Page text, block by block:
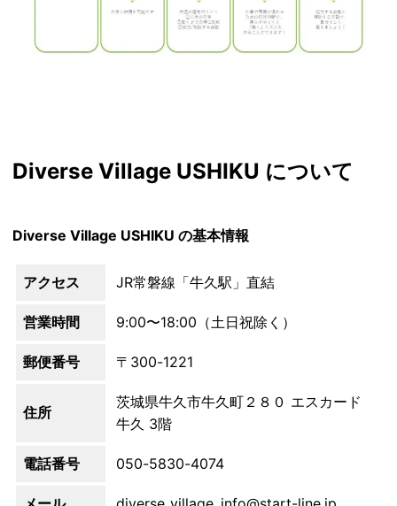
Diverse Village USHIKU について
Diverse Village USHIKU の基本情報
アクセス JR常磐線「牛久駅」直結
営業時間 9:00〜18:00（土日祝除く）
郵便番号 〒300-1221
住所
茨城県牛久市牛久町２８０ エスカード
牛久 3階
電話番号 050-5830-4074